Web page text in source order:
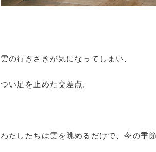
雲の行きさきが気になってしまい、
つい足を止めた交差点。
わたしたちは雲を眺めるだけで、今の季